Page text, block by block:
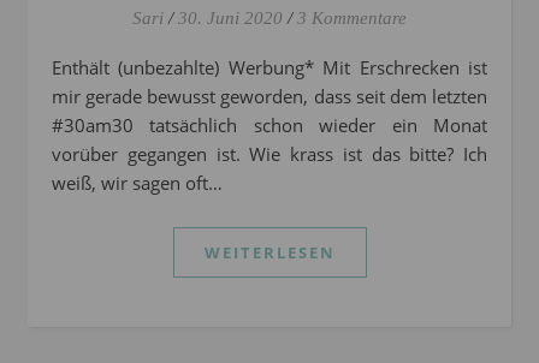
Sari / 30. Juni 2020 / 3 Kommentare
Enthält (unbezahlte) Werbung* Mit Erschrecken ist
mir gerade bewusst geworden, dass seit dem letzten
#30am30 tatsächlich schon wieder ein Monat
vorüber gegangen ist. Wie krass ist das bitte? Ich
weiß, wir sagen oft…
WEITERLESEN